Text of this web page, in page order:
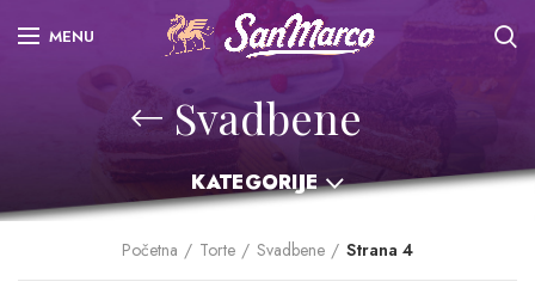
MENU
Svadbene
KATEGORIJE
Početna Torte Svadbene Strana 4